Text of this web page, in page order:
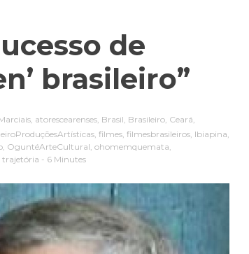
de
brasileiro”
, atorescearenses, Brasil, Brasileiro, Ceará,
, filmes, filmesbrasileiros, Ibiapina,
, OguntéArteCultural, ohomemquemata,
trajetória - 6 Minutes